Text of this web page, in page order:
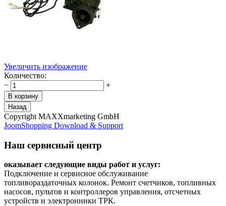
Увеличить изображение
Количество:
−
+
Copyright MAXXmarketing GmbH
JoomShopping Download & Support
Наш сервисный центр
оказывает следующие виды работ и услуг:
Подключение и сервисное обслуживание
топливораздаточных колонок. Ремонт счетчиков, топливных
насосов, пультов и контроллеров управления, отсчетных
устройств и электронники ТРК.